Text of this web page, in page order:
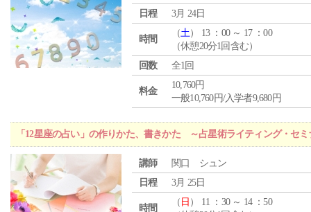
日程
3月 24日
時間
（土） 13 ：00 ～ 17 ：00
（休憩20分1回含む）
回数
全1回
料金
10,760円
一般10,760円/入学者9,680円
「12星座の占い」の作りかた、書きかた ～占星術ライティング・セミ
講師
関口 シュン
日程
3月 25日
時間
（ 日 ） 11 ：30 ～ 14 ：50